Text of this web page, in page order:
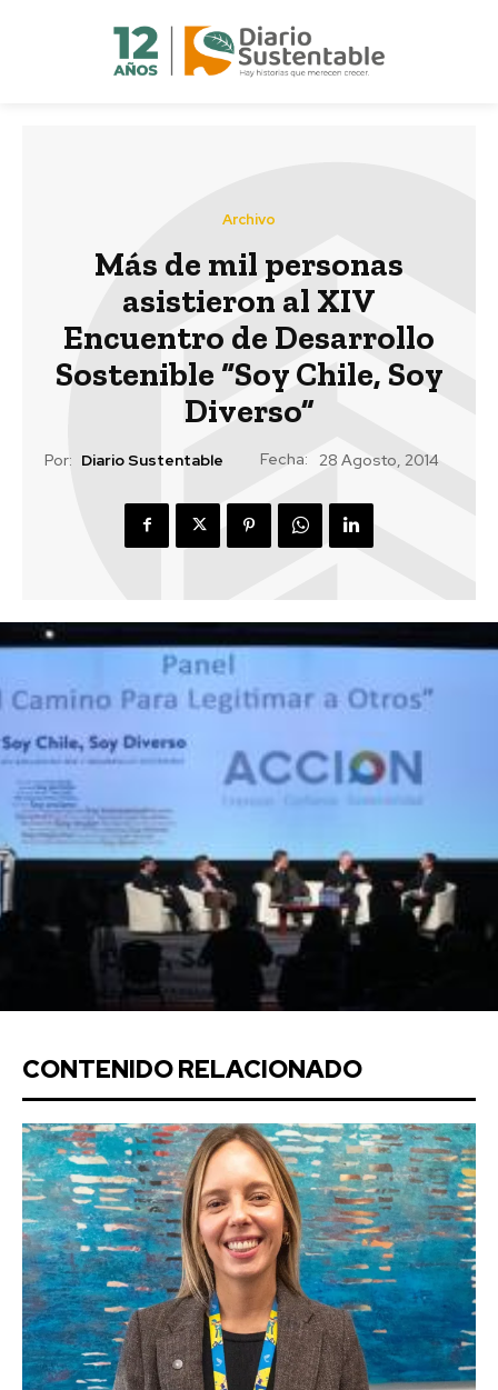
Archivo
Más de mil personas
asistieron al XIV
Encuentro de Desarrollo
Sostenible “Soy Chile, Soy
Diverso”
Por: Diario Sustentable Fecha: 28 Agosto, 2014
CONTENIDO RELACIONADO